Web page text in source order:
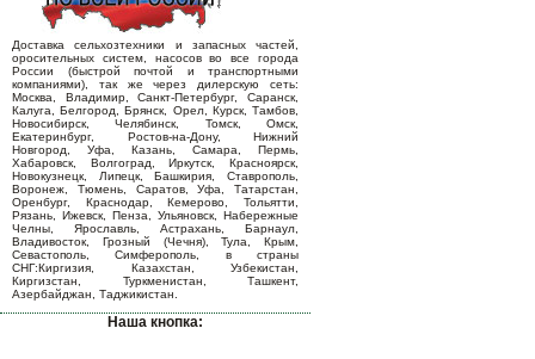
Доставка сельхозтехники и запасных частей,
оросительных систем, насосов во все города
России (быстрой почтой и транспортными
компаниями), так же через дилерскую сеть:
Москва, Владимир, Санкт-Петербург, Саранск,
Калуга, Белгород, Брянск, Орел, Курск, Тамбов,
Новосибирск, Челябинск, Томск, Омск,
Екатеринбург, Ростов-на-Дону, Нижний
Новгород, Уфа, Казань, Самара, Пермь,
Хабаровск, Волгоград, Иркутск, Красноярск,
Новокузнецк, Липецк, Башкирия, Ставрополь,
Воронеж, Тюмень, Саратов, Уфа, Татарстан,
Оренбург, Краснодар, Кемерово, Тольятти,
Рязань, Ижевск, Пенза, Ульяновск, Набережные
Челны, Ярославль, Астрахань, Барнаул,
Владивосток, Грозный (Чечня), Тула, Крым,
Севастополь, Симферополь, в страны
СНГ:Киргизия, Казахстан, Узбекистан,
Киргизстан, Туркменистан, Ташкент,
Азербайджан, Таджикистан.
Наша кнопка: